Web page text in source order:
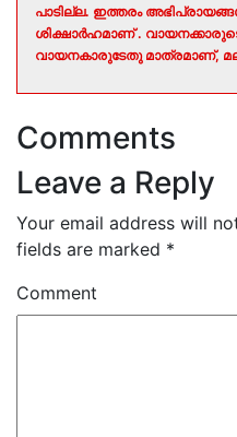
പാടില്ല. ഇത്തരം
ശിക്ഷാർഹമാണ് .
വായനകാരുടേതു മാത്രമാണ്,
Comments
Leave a Reply
Your email address will
fields are marked *
Comment